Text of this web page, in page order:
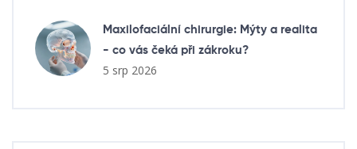
Maxilofaciální chirurgie: Mýty a realita
- co vás čeká při zákroku?
5 srp 2026